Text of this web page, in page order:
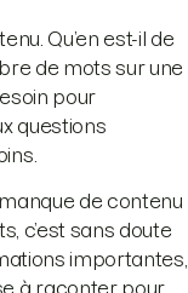
Qu’en est-il de
de mots sur une
pour
questions
de contenu
c’est sans doute
importantes,
à raconter pour